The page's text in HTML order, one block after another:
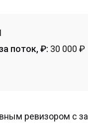
поток, ₽: 30 000 ₽
ревизором с